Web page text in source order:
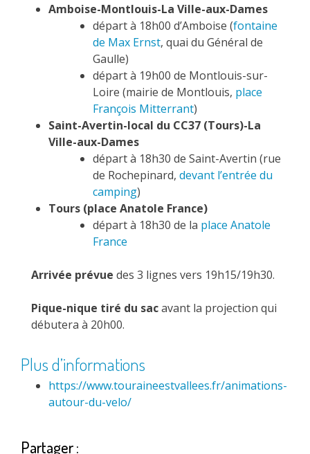
Amboise-Montlouis-La Ville-aux-Dames
départ à 18h00 d’Amboise (fontaine
de Max Ernst, quai du Général de
Gaulle)
départ à 19h00 de Montlouis-sur-
Loire (mairie de Montlouis, place
François Mitterrant)
Saint-Avertin-local du CC37 (Tours)-La
Ville-aux-Dames
départ à 18h30 de Saint-Avertin (rue
de Rochepinard, devant l’entrée du
camping)
Tours (place Anatole France)
départ à 18h30 de la place Anatole
France
Arrivée prévue des 3 lignes vers 19h15/19h30.
Pique-nique tiré du sacavant la projection qui
débutera à 20h00.
Plus d’informations
https://www.touraineestvallees.fr/animations-
autour-du-velo/
Partager :